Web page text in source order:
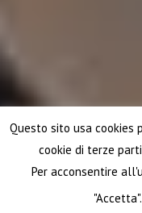
Questo sito usa cookies
cookie di terze
Per acconsentire
"Accetta".